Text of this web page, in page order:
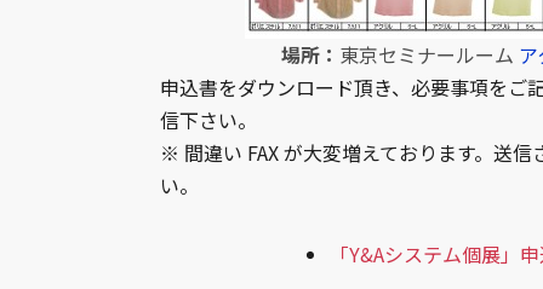
場所： 東京セミナールーム
申込書をダウンロード頂き、必要事項をご
信下さい。
※ 間違い FAX が大変増えております。送
い。
「Y&Aシステム個展」